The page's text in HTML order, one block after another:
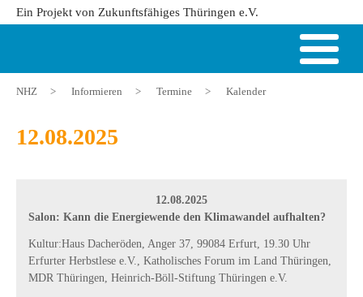
Ein Projekt von Zukunftsfähiges Thüringen e.V.
NHZ > Informieren > Termine > Kalender
12.08.2025
12.08.2025
Salon: Kann die Energiewende den Klimawandel aufhalten?
Kultur:Haus Dacheröden, Anger 37, 99084 Erfurt, 19.30 Uhr
Erfurter Herbstlese e.V., Katholisches Forum im Land Thüringen,
MDR Thüringen, Heinrich-Böll-Stiftung Thüringen e.V.